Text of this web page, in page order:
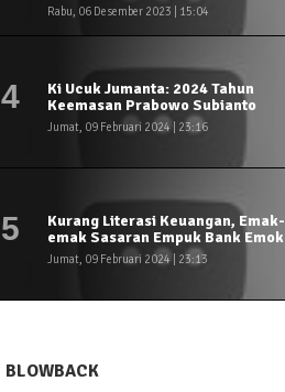
Rabu, 06 Desember 2023 | 15:04
4
Ki Ucuk Jumanta: 2024 Tahun
Keemasan Prabowo Subianto
Jumat, 09 Februari 2024 | 23:16
5
Kurang Literasi Keuangan, Emak-
emak Sasaran Empuk Bank Emok
Jumat, 09 Februari 2024 | 23:13
BLOWBACK